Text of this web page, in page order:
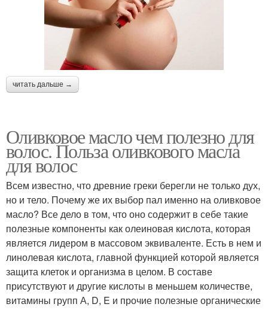
читать дальше →
Оливковое масло чем полезно для
волос. Польза оливкового масла
для волос
Всем известно, что древние греки берегли не только дух,
но и тело. Почему же их выбор пал именно на оливковое
масло? Все дело в том, что оно содержит в себе такие
полезные компоненты как олеиновая кислота, которая
является лидером в массовом эквиваленте. Есть в нем и
линолевая кислота, главной функцией которой является
защита клеток и организма в целом. В составе
присутствуют и другие кислоты в меньшем количестве,
витамины групп А, D, E и прочие полезные органические